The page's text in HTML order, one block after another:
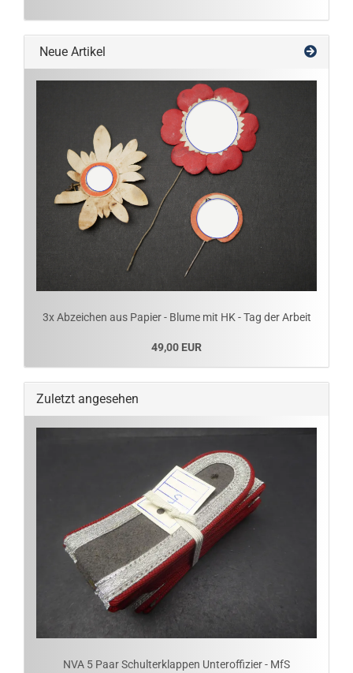
Neue Artikel
3x Abzeichen aus Papier - Blume mit HK - Tag der Arbeit
49,00 EUR
Zuletzt angesehen
NVA 5 Paar Schulterklappen Unteroffizier - MfS